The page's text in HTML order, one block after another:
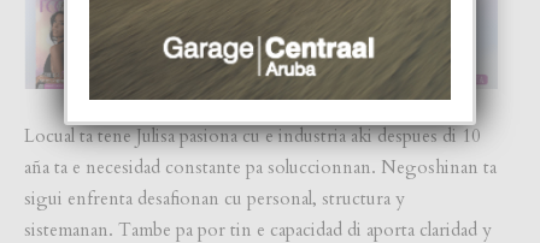
Locual ta tene Julisa pasiona cu e industria aki despues di 10
aña ta e necesidad constante pa soluccionnan. Negoshinan ta
sigui enfrenta desafionan cu personal, structura y
sistemanan. Tambe pa por tin e capacidad di aporta claridad y